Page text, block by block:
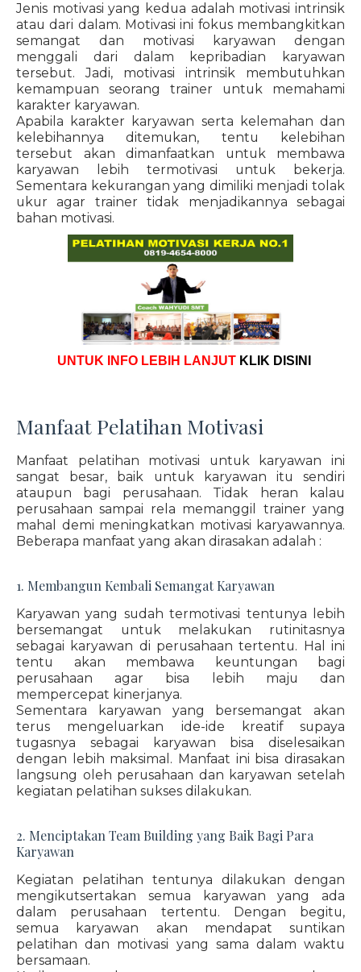
Jenis motivasi yang kedua adalah motivasi intrinsik
atau dari dalam. Motivasi ini fokus membangkitkan
semangat dan motivasi karyawan dengan
menggali dari dalam kepribadian karyawan
tersebut. Jadi, motivasi intrinsik membutuhkan
kemampuan seorang trainer untuk memahami
karakter karyawan.
Apabila karakter karyawan serta kelemahan dan
kelebihannya ditemukan, tentu kelebihan
tersebut akan dimanfaatkan untuk membawa
karyawan lebih termotivasi untuk bekerja.
Sementara kekurangan yang dimiliki menjadi tolak
ukur agar trainer tidak menjadikannya sebagai
bahan motivasi.
UNTUK INFO LEBIH LANJUT KLIK DISINI
Manfaat Pelatihan Motivasi
Manfaat pelatihan motivasi untuk karyawan ini
sangat besar, baik untuk karyawan itu sendiri
ataupun bagi perusahaan. Tidak heran kalau
perusahaan sampai rela memanggil trainer yang
mahal demi meningkatkan motivasi karyawannya.
Beberapa manfaat yang akan dirasakan adalah :
1. Membangun Kembali Semangat Karyawan
Karyawan yang sudah termotivasi tentunya lebih
bersemangat untuk melakukan rutinitasnya
sebagai karyawan di perusahaan tertentu. Hal ini
tentu akan membawa keuntungan bagi
perusahaan agar bisa lebih maju dan
mempercepat kinerjanya.
Sementara karyawan yang bersemangat akan
terus mengeluarkan ide-ide kreatif supaya
tugasnya sebagai karyawan bisa diselesaikan
dengan lebih maksimal. Manfaat ini bisa dirasakan
langsung oleh perusahaan dan karyawan setelah
kegiatan pelatihan sukses dilakukan.
2. Menciptakan Team Building yang Baik Bagi Para
Karyawan
Kegiatan pelatihan tentunya dilakukan dengan
mengikutsertakan semua karyawan yang ada
dalam perusahaan tertentu. Dengan begitu,
semua karyawan akan mendapat suntikan
pelatihan dan motivasi yang sama dalam waktu
bersamaan.